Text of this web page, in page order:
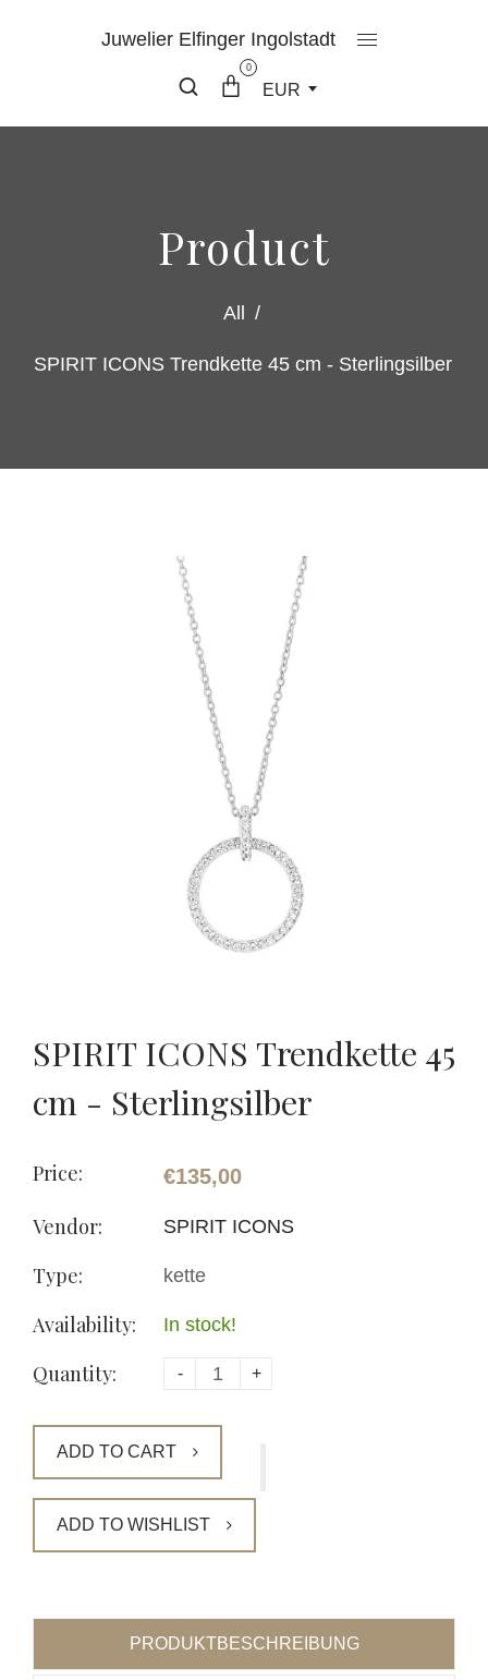
Juwelier Elfinger Ingolstadt
0
EUR
Product
All /
SPIRIT ICONS Trendkette 45 cm - Sterlingsilber
SPIRIT ICONS Trendkette 45
cm - Sterlingsilber
Price: €135,00
Vendor: SPIRIT ICONS
Type: kette
Availability: In stock!
Quantity: - +
ADD TO CART
ADD TO WISHLIST
PRODUKTBESCHREIBUNG